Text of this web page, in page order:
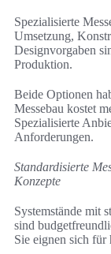
Spezialisierte
Umsetzung,
Designvorgaben
Produktion.
Beide Optionen
Messebau kostet
Spezialisierte
Anforderungen.
Standardisierte
Konzepte
Systemstände mit
sind
Sie eignen sich für